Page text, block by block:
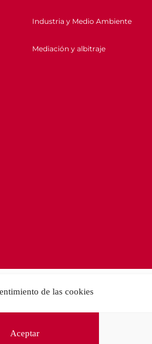
de las cookies
Aceptar
Industria y Medio Ambiente
Mediación y albitraje